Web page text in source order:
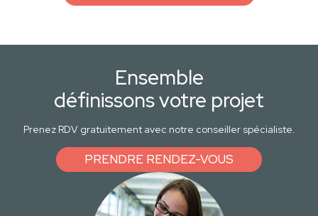
Ensemble
définissons votre projet
Prenez RDV gratuitement avec notre conseiller spécialiste.
PRENDRE RENDEZ-VOUS